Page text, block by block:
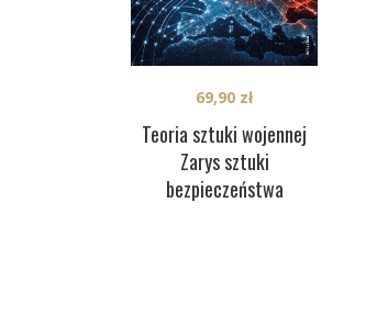
Teoria sztuki wojennej
Zarys sztuki
bezpieczeństwa
69,90 zł